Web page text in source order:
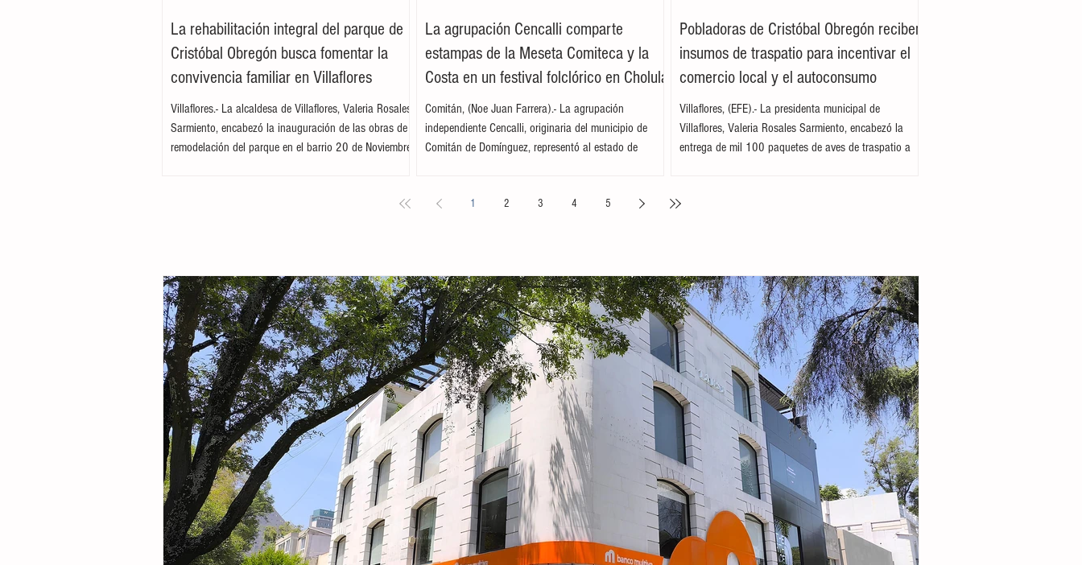
La rehabilitación integral del parque de
Cristóbal Obregón busca fomentar la
convivencia familiar en Villaflores
Villaflores.- La alcaldesa de Villaflores, Valeria Rosales
Sarmiento, encabezó la inauguración de las obras de
remodelación del parque en el barrio 20 de Noviembre,
Sarmiento Tovilla, así como por autoridades locales y
recreaci
La agrupación Cencalli comparte
estampas de la Meseta Comiteca y la
Costa en un festival folclórico en Cholula
Comitán, (Noe Juan Farrera).- La agrupación
independiente Cencalli, originaria del municipio de
Comitán de Domínguez, representó al estado de
Puebla. La compañía de danza, integrada por personas
encuentro que reunió a m
Pobladoras de Cristóbal Obregón reciben
insumos de traspatio para incentivar el
comercio local y el autoconsumo
Villaflores, (EFE).- La presidenta municipal de
Villaflores, Valeria Rosales Sarmiento, encabezó la
entrega de mil 100 paquetes de aves de traspatio a
Tovilla, la alcaldesa destacó que el esquema busca
huevo y carne
1 2 3 4 5